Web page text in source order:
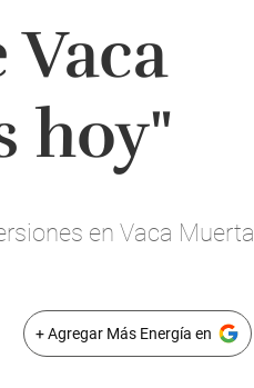
hoy"
en Vaca Muerta
+ Agregar Más Energía en